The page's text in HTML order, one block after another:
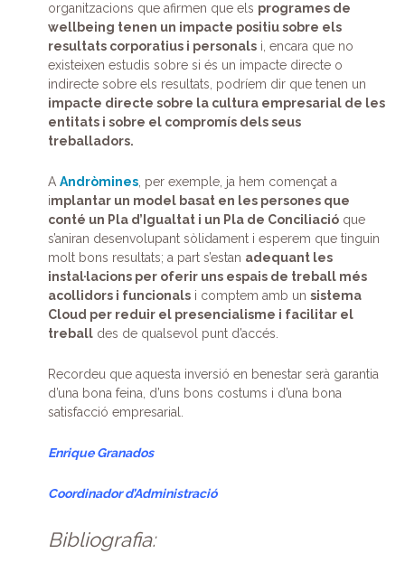
organitzacions que afirmen que els programes de
wellbeing tenen un impacte positiu sobre els
resultats corporatius i personalsi, encara que no
existeixen estudis sobre si és un impacte directe o
indirecte sobre els resultats, podríem dir que tenen un
impacte directe sobre la cultura empresarial de les
entitats i sobre el compromís dels seus
treballadors.
A Andròmines, per exemple, ja hem començat a
implantar un model basat en les persones que
conté un Pla d’Igualtat i un Pla de Conciliacióque
s’aniran desenvolupant sòlidament i esperem que tinguin
molt bons resultats; a part s’estan adequant les
instal·lacions per oferir uns espais de treball més
acollidors i funcionalsi comptem amb un sistema
Cloud per reduir el presencialisme i facilitar el
treballdes de qualsevol punt d’accés.
Recordeu que aquesta inversió en benestar serà garantia
d’una bona feina, d’uns bons costums i d’una bona
satisfacció empresarial.
Enrique Granados
Coordinador d’Administració
Bibliografia: